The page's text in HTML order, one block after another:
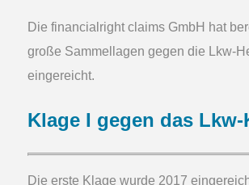
Die financialright claims GmbH hat
große Sammellagen gegen die Lkw-
eingereicht.
Klage I gegen das Lkw-
Die erste Klage wurde 2017